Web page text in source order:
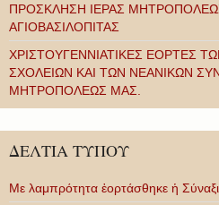
ΠΡΟΣΚΛΗΣΗ ΙΕΡΑΣ
ΑΓΙΟΒΑΣΙΛΟΠΙΤΑΣ
ΧΡΙΣΤΟΥΓΕΝΝΙΑΤΙΚΕΣ ΕΟΡΤΕΣ
ΣΧΟΛΕΙΩΝ ΚΑΙ ΤΩΝ ΝΕΑΝΙΚΩΝ
ΜΗΤΡΟΠΟΛΕΩΣ ΜΑΣ.
ΔΕΛΤΙΑ ΤΥΠΟΥ
Με λαμπρότητα ἑορτάσθηκε ἡ